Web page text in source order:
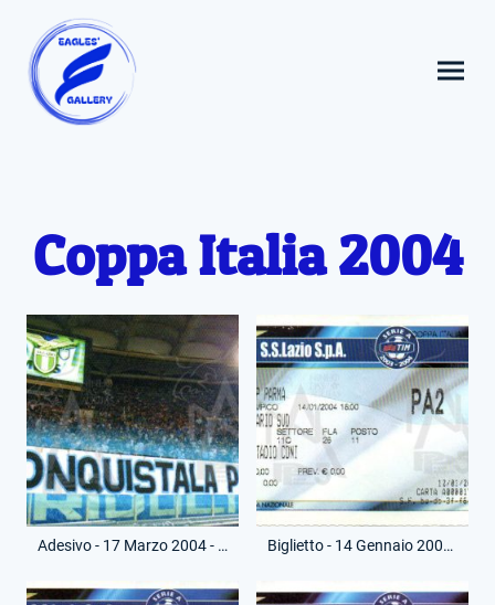
Coppa Italia 2004
Adesivo - 17 Marzo 2004 - Finale Andata Coppa Italia - Curva Nord - Riproduzione Moderna Biglietto - 14 Gennaio 2004 - Coppa Italia - Lazio-Parma